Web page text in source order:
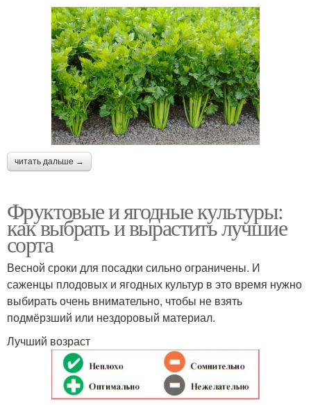
читать дальше →
Фруктовые и ягодные культуры:
как выбрать и вырастить лучшие
сорта
Весной сроки для посадки сильно ограничены. И
саженцы плодовых и ягодных культур в это время нужно
выбирать очень внимательно, чтобы не взять
подмёрзший или нездоровый материал.
Лучший возраст